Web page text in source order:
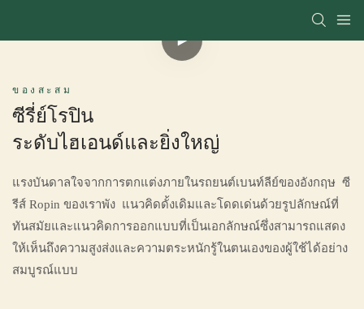
ของสะสม
ซีรี่ย์โรปิน
ระดับไฮเอนด์และยิ่งใหญ่
แรงบันดาลใจจากการตกแต่งภายในรถยนต์เบนท์ลีย์ของอังกฤษ ซี
รีส์ Ropin ของเราพัง แนวคิดดั้งเดิมและโดดเด่นด้วยรูปลักษณ์ที่
ทันสมัยและแนวคิดการออกแบบที่เป็นเอกลักษณ์ซึ่งสามารถแสดง
ให้เห็นถึงความสูงส่งและความตระหนักรู้ในตนเองของผู้ใช้ได้อย่าง
สมบูรณ์แบบ